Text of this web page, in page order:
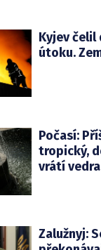
Kyjev čelil
útoku.
Počasí:
tropický,
vrátí vedra
Zalužnyj: